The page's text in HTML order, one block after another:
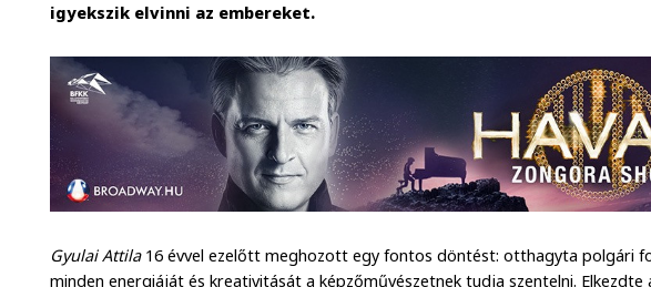
igyekszik elvinni az embereket.
Gyulai Attila16 évvel ezelőtt meghozott egy fontos döntést: otthagyta polgári
minden energiáját és kreativitását a képzőművészetnek tudja szentelni. Elkezdte